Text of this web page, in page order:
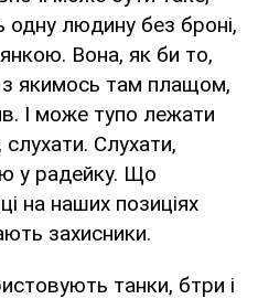
людину без броні,
Вона, як би то,
з якимось там плащом,
І може тупо лежати
Слухати,
у радейку. Що
на наших позиціях
захисники.
танки, бтри і